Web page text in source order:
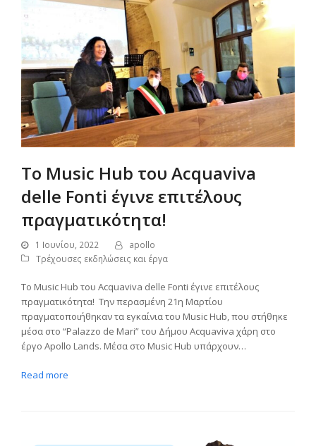
Το Music Hub του Acquaviva
delle Fonti έγινε επιτέλους
πραγματικότητα!
1 Ιουνίου, 2022
apollo
Τρέχουσες εκδηλώσεις και έργα
Το Music Hub του Acquaviva delle Fonti έγινε επιτέλους
πραγματικότητα! Την περασμένη 21η Μαρτίου
πραγματοποιήθηκαν τα εγκαίνια του Music Hub, που στήθηκε
μέσα στο “Palazzo de Mari” του Δήμου Acquaviva χάρη στο
έργο Apollo Lands. Μέσα στο Music Hub υπάρχουν…
Read more